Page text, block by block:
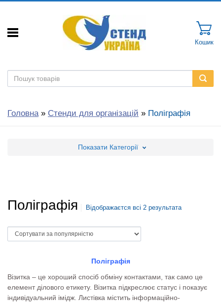
Кошик
Головна» Стенди для організацій » Поліграфія
Показати Категорії
Поліграфія Відображаєтся всі 2 результата
Поліграфія
Візитка – це хороший спосіб обміну контактами, так само це
елемент ділового етикету. Візитка підкреслює статус і показує
індивідуальний імідж. Листівка містить інформаційно-